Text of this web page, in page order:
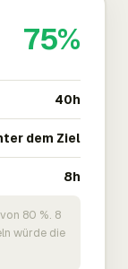
75%
40h
dem Ziel
8h
80 %. 8
würde die